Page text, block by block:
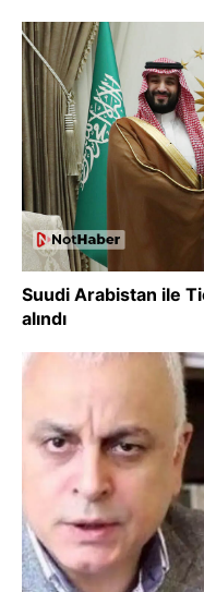
Suudi Arabistan ile
alındı